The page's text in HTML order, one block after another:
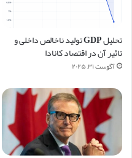
تحلیل GDP تولید ناخالص داخلی و
تاثیر آن در اقتصاد کانادا
آگوست ۳۱, ۲۰۲۵